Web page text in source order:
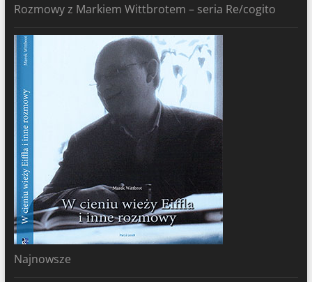
Rozmowy z Markiem Wittbrotem – seria Re/cogito
Najnowsze